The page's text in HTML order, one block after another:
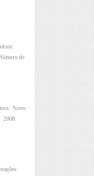
de
Novo
2008